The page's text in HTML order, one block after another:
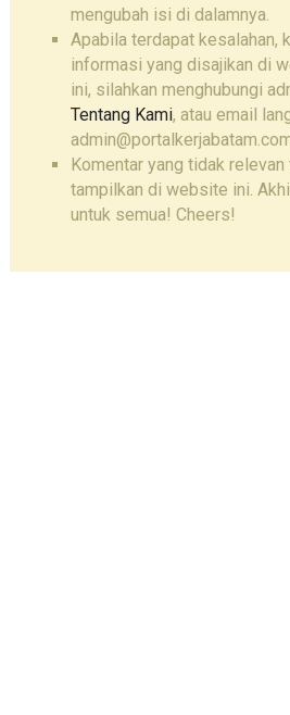
mengubah isi di dalamnya.
Apabila terdapat kesalahan,
informasi yang disajikan di
ini, silahkan menghubungi
Tentang Kami, atau email
Komentar yang tidak
tampilkan di website ini.
untuk semua! Cheers!